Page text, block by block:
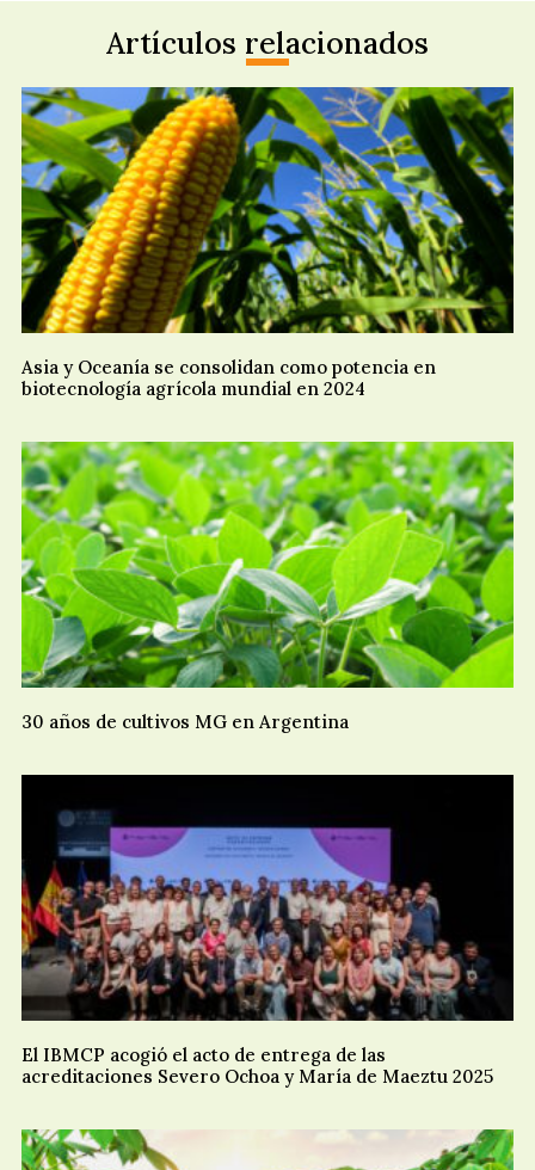
Artículos relacionados
Asia y Oceanía se consolidan como potencia en
biotecnología agrícola mundial en 2024
30 años de cultivos MG en Argentina
El IBMCP acogió el acto de entrega de las
acreditaciones Severo Ochoa y María de Maeztu 2025